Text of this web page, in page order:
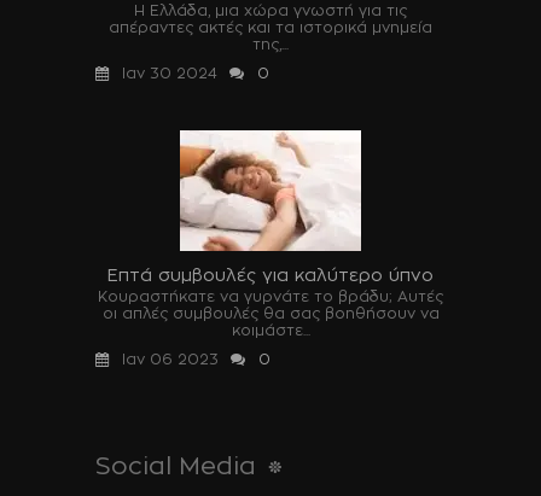
Η Ελλάδα, μια χώρα γνωστή για τις
απέραντες ακτές και τα ιστορικά μνημεία
της,...
Ιαν 30 2024
0
Επτά συμβουλές για καλύτερο ύπνο
Κουραστήκατε να γυρνάτε το βράδυ; Αυτές
οι απλές συμβουλές θα σας βοηθήσουν να
κοιμάστε...
Ιαν 06 2023
0
Social Media